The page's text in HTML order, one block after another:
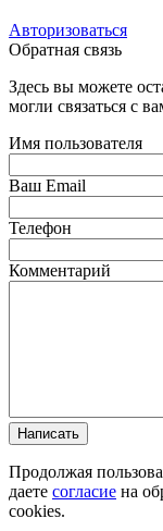
Авторизоваться
Обратная связь
Здесь вы можете
могли связаться с
Имя пользователя
Ваш Email
Телефон
Комментарий
Написать
Продолжая
даете согласие на
cookies.